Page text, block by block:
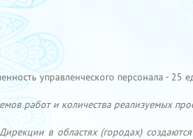
управленческого персонала - 25
работ и количества реализуемых
в областях (городах)